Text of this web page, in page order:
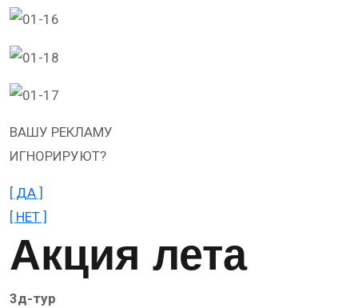
ВАШУ РЕКЛАМУ
ИГНОРИРУЮТ?
[ ДА ]
[ НЕТ ]
Акция лета
3д-тур